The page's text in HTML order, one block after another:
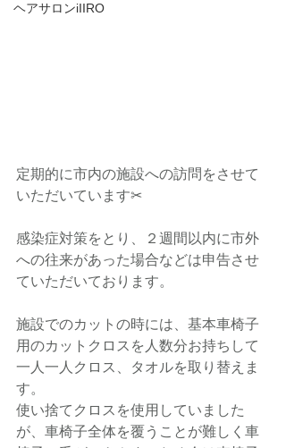
ヘアサロンiIIRO
定期的に市内の施設への訪問をさせて
いただいています✂︎
感染症対策をとり、２週間以内に市外
への往来があった場合などは申告させ
ていただいております。
施設でのカットの時には、基本車椅子
用のカットクロスを人数分お持ちして
一人一人クロス、タオルを取り替えま
す。
使い捨てクロスを使用していました
が、車椅子全体を覆うことが難しく車